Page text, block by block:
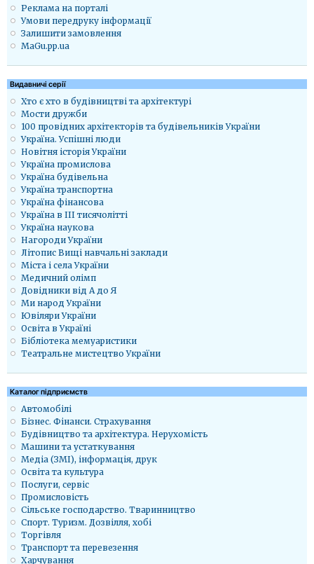
Реклама на порталі
Умови передруку інформації
Залишити замовлення
MaGu.pp.ua
Видавничі серії
Хто є хто в будівництві та архітектурі
Мости дружби
100 провідних архітекторів та будівельників України
Україна. Успішні люди
Новітня історія України
Україна промислова
Україна будівельна
Україна транспортна
Україна фінансова
Україна в ІІІ тисячолітті
Україна наукова
Нагороди України
Літопис Вищі навчальні заклади
Міста і села України
Медичний олімп
Довідники від А до Я
Ми народ України
Ювіляри України
Освіта в Україні
Бібліотека мемуаристики
Театральне мистецтво України
Каталог підприємств
Автомобілі
Бізнес. Фінанси. Страхування
Будівництво та архітектура. Нерухомість
Машини та устаткування
Медіа (ЗМІ), інформація, друк
Освіта та культура
Послуги, сервіс
Промисловість
Сільське господарство. Тваринництво
Спорт. Туризм. Дозвілля, хобі
Торгівля
Транспорт та перевезення
Харчування